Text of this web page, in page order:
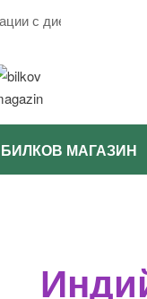
с диетолог Огнян
БИЛКОВ МАГАЗИН